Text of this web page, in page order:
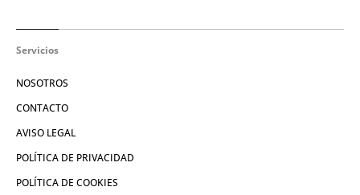
Servicios
NOSOTROS
CONTACTO
AVISO LEGAL
POLÍTICA DE PRIVACIDAD
POLÍTICA DE COOKIES